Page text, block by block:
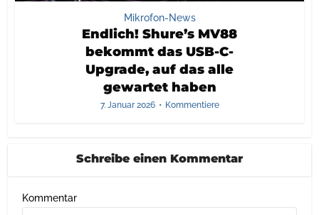
Mikrofon-News
Endlich! Shure’s MV88
bekommt das USB-C-
Upgrade, auf das alle
gewartet haben
7. Januar 2026 Kommentiere
Schreibe einen Kommentar
Kommentar